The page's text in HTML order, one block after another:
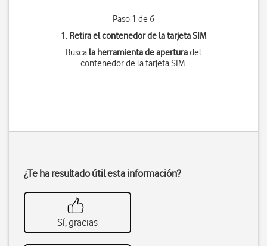
Paso 1 de 6
1. Retira el contenedor de la tarjeta SIM
Busca la herramienta de aperturadel
contenedor de la tarjeta SIM.
¿Te ha resultado útil esta información?
Sí, gracias